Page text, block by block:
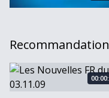
Les Nouvelles FR du